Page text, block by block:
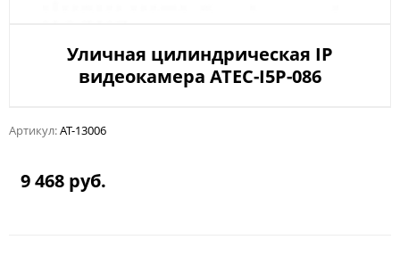
Уличная цилиндрическая IP
видеокамера ATEC-I5P-086
Артикул:AT-13006
9 468 руб.